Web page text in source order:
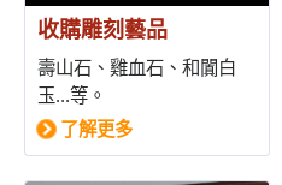
收購雕刻藝品
壽山石、雞血石、和闐白
玉...等。
了解更多